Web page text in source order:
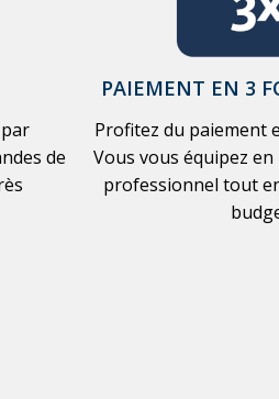
de
PAIEMENT EN 3
Profitez du paiement
Vous vous équipez
professionnel tout